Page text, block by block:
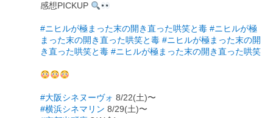
感想PICKUP
#ニヒルが極まった末の開き直った哄笑と毒 #ニヒルが極
まった末の開き直った哄笑と毒 #ニヒルが極まった末の開
き直った哄笑と毒 #ニヒルが極まった末の開き直った哄笑
#大阪シネヌーヴォ 8/22(土)〜
#横浜シネマリン 8/29(土)〜